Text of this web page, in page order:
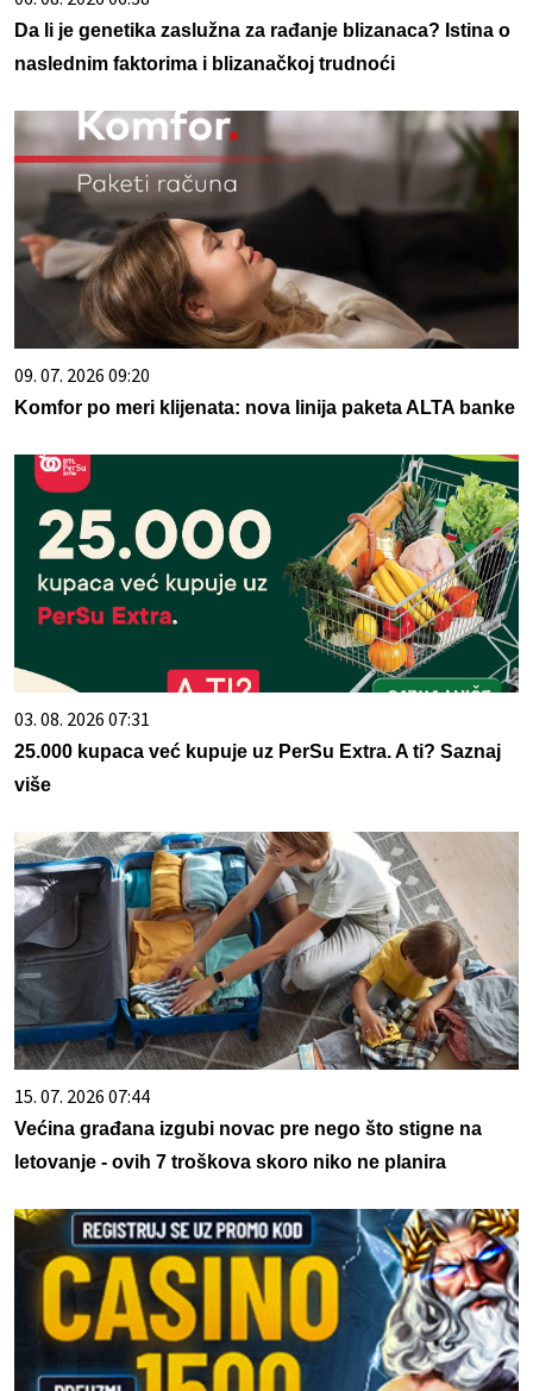
Da li je genetika zaslužna za rađanje blizanaca? Istina o
naslednim faktorima i blizanačkoj trudnoći
09. 07. 2026 09:20
Komfor po meri klijenata: nova linija paketa ALTA banke
03. 08. 2026 07:31
25.000 kupaca već kupuje uz PerSu Extra. A ti? Saznaj
više
15. 07. 2026 07:44
Većina građana izgubi novac pre nego što stigne na
letovanje - ovih 7 troškova skoro niko ne planira